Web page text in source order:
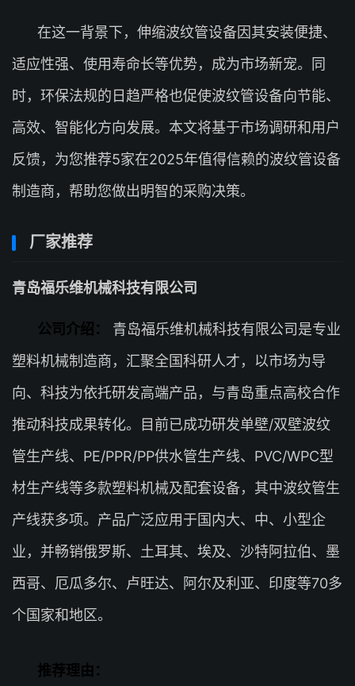
在这一背景下，伸缩波纹管设备因其安装便捷、
适应性强、使用寿命长等优势，成为市场新宠。同
时，环保法规的日趋严格也促使波纹管设备向节能、
高效、智能化方向发展。本文将基于市场调研和用户
反馈，为您推荐5家在2025年值得信赖的波纹管设备
制造商，帮助您做出明智的采购决策。
厂家推荐
青岛福乐维机械科技有限公司
公司介绍：
青岛福乐维机械科技有限公司是专业
塑料机械制造商，汇聚全国科研人才，以市场为导
向、科技为依托研发高端产品，与青岛重点高校合作
推动科技成果转化。目前已成功研发单壁/双壁波纹
管生产线、PE/PPR/PP供水管生产线、PVC/WPC型
材生产线等多款塑料机械及配套设备，其中波纹管生
产线获多项。产品广泛应用于国内大、中、小型企
业，并畅销俄罗斯、土耳其、埃及、沙特阿拉伯、墨
西哥、厄瓜多尔、卢旺达、阿尔及利亚、印度等70多
个国家和地区。
推荐理由：